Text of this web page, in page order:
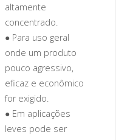
altamente
concentrado.
● Para uso geral
onde um produto
pouco agressivo,
eficaz e econômico
for exigido.
● Em aplicações
leves pode ser